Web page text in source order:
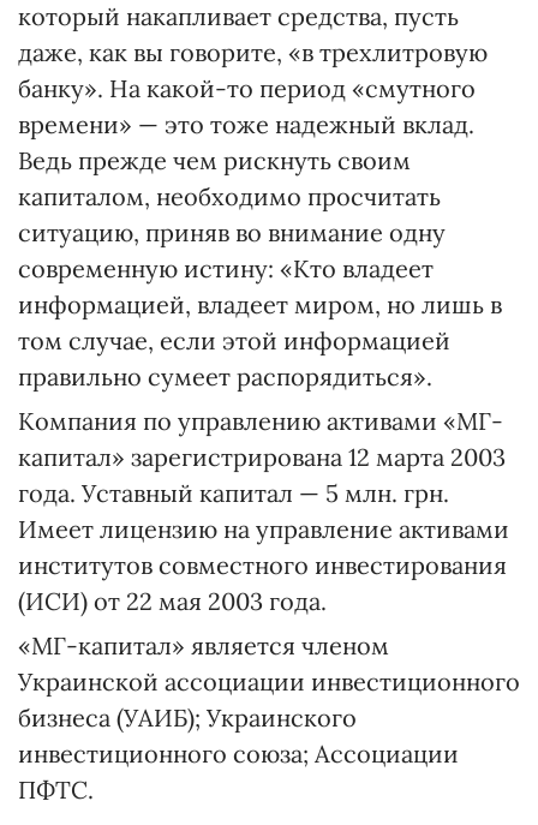
который накапливает средства, пусть
даже, как вы говорите, «в трехлитровую
банку». На какой-то период «смутного
времени» — это тоже надежный вклад.
Ведь прежде чем рискнуть своим
капиталом, необходимо просчитать
ситуацию, приняв во внимание одну
современную истину: «Кто владеет
информацией, владеет миром, но лишь в
том случае, если этой информацией
правильно сумеет распорядиться».
Компания по управлению активами «МГ-
капитал» зарегистрирована 12 марта 2003
года. Уставный капитал — 5 млн. грн.
Имеет лицензию на управление активами
институтов совместного инвестирования
(ИСИ) от 22 мая 2003 года.
«МГ-капитал» является членом
Украинской ассоциации инвестиционного
бизнеса (УАИБ); Украинского
инвестиционного союза; Ассоциации
ПФТС.